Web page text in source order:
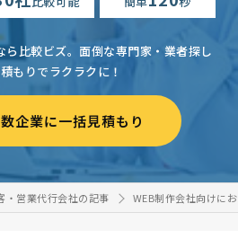
比較ビズ。 面倒な専門家・業者探し
もりでラクラクに！
数企業に一括見積もり
・営業代行会社の記事 WEB制作会社向けに